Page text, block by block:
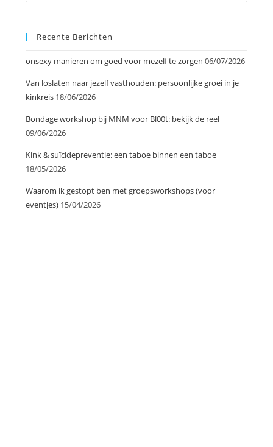
Recente Berichten
onsexy manieren om goed voor mezelf te zorgen 06/07/2026
Van loslaten naar jezelf vasthouden: persoonlijke groei in je
kinkreis 18/06/2026
Bondage workshop bij MNM voor Bl00t: bekijk de reel
09/06/2026
Kink & suïcidepreventie: een taboe binnen een taboe
18/05/2026
Waarom ik gestopt ben met groepsworkshops (voor
eventjes) 15/04/2026